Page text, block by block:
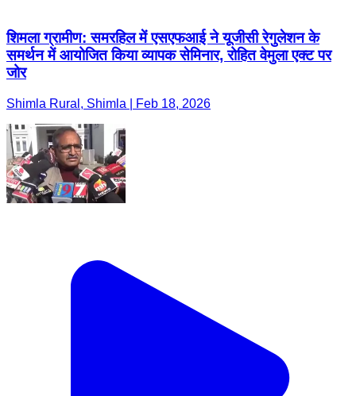
शिमला ग्रामीण: समरहिल में एसएफआई ने यूजीसी रेगुलेशन के
समर्थन में आयोजित किया व्यापक सेमिनार, रोहित वेमुला एक्ट पर
जोर
Shimla Rural, Shimla | Feb 18, 2026